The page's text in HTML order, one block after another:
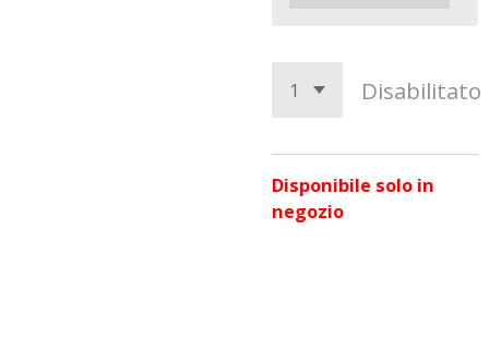
Disabilitato
Disponibile solo in
negozio